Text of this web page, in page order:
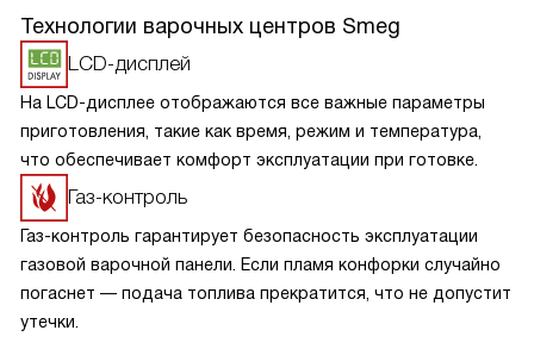
Технологии варочных центров Smeg
LCD-дисплей
На LCD-дисплее отображаются все важные параметры
приготовления, такие как время, режим и температура,
что обеспечивает комфорт эксплуатации при готовке.
Газ-контроль
Газ-контроль гарантирует безопасность эксплуатации
газовой варочной панели. Если пламя конфорки случайно
погаснет — подача топлива прекратится, что не допустит
утечки.